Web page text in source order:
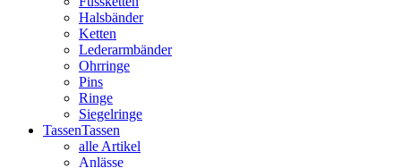
Halsbänder
Ketten
Lederarmbänder
Ohrringe
Pins
Ringe
Siegelringe
TassenTassen
alle Artikel
Anlässe